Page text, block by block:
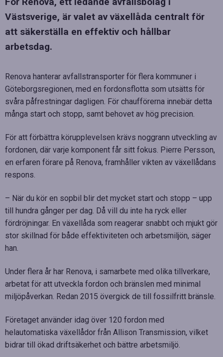
Västsverige, är valet av växellåda centralt för
att säkerställa en effektiv och hållbar
arbetsdag.
Renova hanterar avfallstransporter för flera kommuner i
Göteborgsregionen, med en fordonsflotta som utsätts för
svåra påfrestningar dagligen. För chaufförerna innebär detta
många start och stopp, samt behovet av hög precision.
För att förbättra körupplevelsen krävs noggrann utveckling av
fordonen, där varje komponent får sitt fokus. Pierre Persson,
en erfaren förare på Renova, framhåller vikten av växellådans
respons.
– När du kör en sopbil blir det mycket start och stopp – upp
till hundra gånger per dag. Då vill du inte ha ryck eller
fördröjningar. En växellåda som reagerar snabbt och mjukt gör
stor skillnad för både effektiviteten och arbetsmiljön, säger
han.
Under flera år har Renova, i samarbete med olika tillverkare,
arbetat för att utveckla fordon och bränslen med minimal
miljöpåverkan. Redan 2015 övergick de till fossilfritt bränsle.
Företaget använder idag över 120 fordon med
helautomatiska växellådor från Allison Transmission, vilket
bidrar till ökad driftsäkerhet och bättre arbetsmiljö.